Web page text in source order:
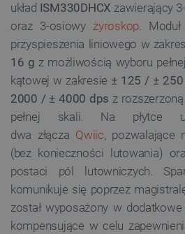
układ ISM330DHCX zawierający
oraz 3-osiowyżyroskop.
przyspieszenia liniowego w
16 g z możliwością wyboru
kątowej w zakresie ± 125 / ±
2000 / ± 4000 dps z
pełnej skali. Na płytce
dwa złącza Qwiic, pozwalające
(bez konieczności lutowania)
postaci pól lutowniczych.
komunikuje się poprzez
został wyposażony w
kompensujące w celu